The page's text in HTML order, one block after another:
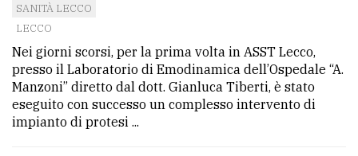
tua
pubblicità
CERCA
Cerca
SANITÀ LECCO
LECCO
Nei giorni scorsi, per la prima volta in ASST Lecco,
presso il Laboratorio di Emodinamica dell’Ospedale “A.
Manzoni” diretto dal dott. Gianluca Tiberti, è stato
eseguito con successo un complesso intervento di
impianto di protesi ...